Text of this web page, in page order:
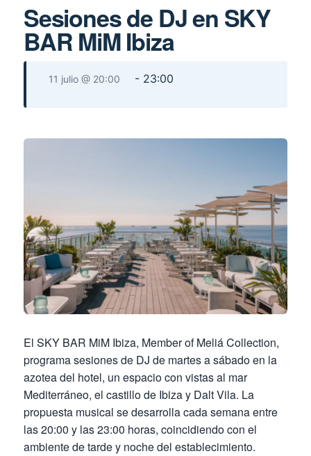
Sesiones de DJ en SKY
BAR MiM Ibiza
11 julio @ 20:00 - 23:00
El SKY BAR MiM Ibiza, Member of Meliá Collection,
programa sesiones de DJ de martes a sábado en la
azotea del hotel, un espacio con vistas al mar
Mediterráneo, el castillo de Ibiza y Dalt Vila. La
propuesta musical se desarrolla cada semana entre
las 20:00 y las 23:00 horas, coincidiendo con el
ambiente de tarde y noche del establecimiento.